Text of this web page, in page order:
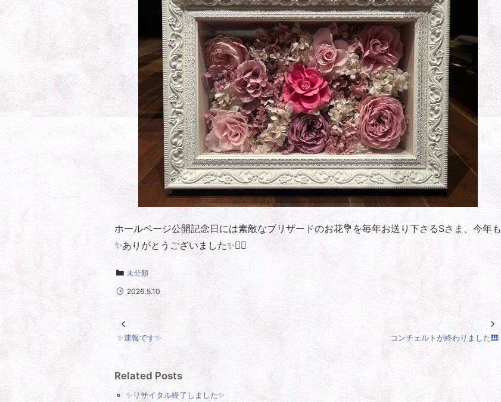
ホールページ公開記念日には素敵なブリザードのお花💐を毎年お送り下さるSさま、今年も
✨ありがとうございました✨🙇‍♀️
未分類
2026.5.10
✨速報です✨ コンチェルトが終わりました🎹
Related Posts
✨リサイタル終了しました✨